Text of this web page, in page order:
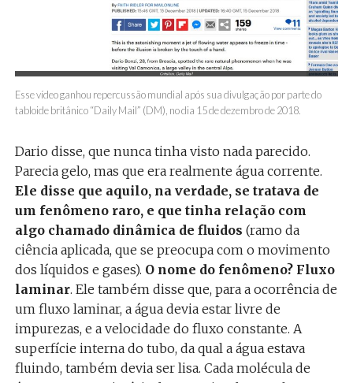
Esse vídeo ganhou repercussão mundial após sua divulgação por parte do
tabloide britânico “Daily Mail” (DM), no dia 15 de dezembro de 2018.
Dario disse, que nunca tinha visto nada parecido.
Parecia gelo, mas que era realmente água corrente.
Ele disse que aquilo, na verdade, se tratava de
um fenômeno raro, e que tinha relação com
algo chamado dinâmica de fluidos (ramo da
ciência aplicada, que se preocupa com o movimento
dos líquidos e gases). O nome do fenômeno? Fluxo
laminar. Ele também disse que, para a ocorrência de
um fluxo laminar, a água devia estar livre de
impurezas, e a velocidade do fluxo constante. A
superfície interna do tubo, da qual a água estava
fluindo, também devia ser lisa. Cada molécula de